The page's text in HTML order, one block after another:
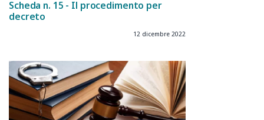
Scheda n. 15 - Il procedimento per
decreto
12 dicembre 2022